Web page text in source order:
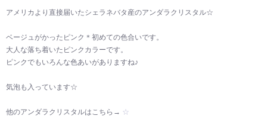
アメリカより直接届いたシェラネバタ産のアンダラクリスタル☆
ベージュがかったピンク＊初めての色合いです。
大人な落ち着いたピンクカラーです。
ピンクでもいろんな色あいがありますね♪
気泡も入っています☆
他のアンダラクリスタルはこちら→ ☆